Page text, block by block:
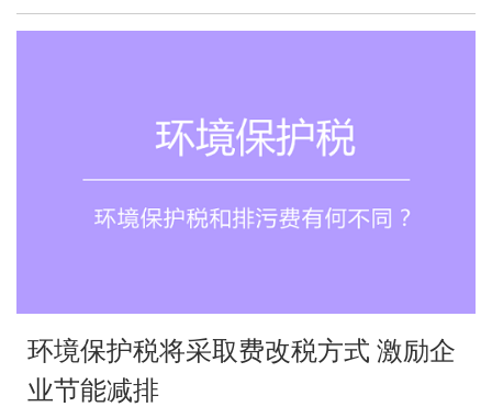
环境保护税将采取费改税方式 激励企
业节能减排